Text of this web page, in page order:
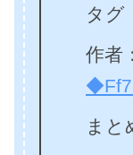
タグ
作者：
まと